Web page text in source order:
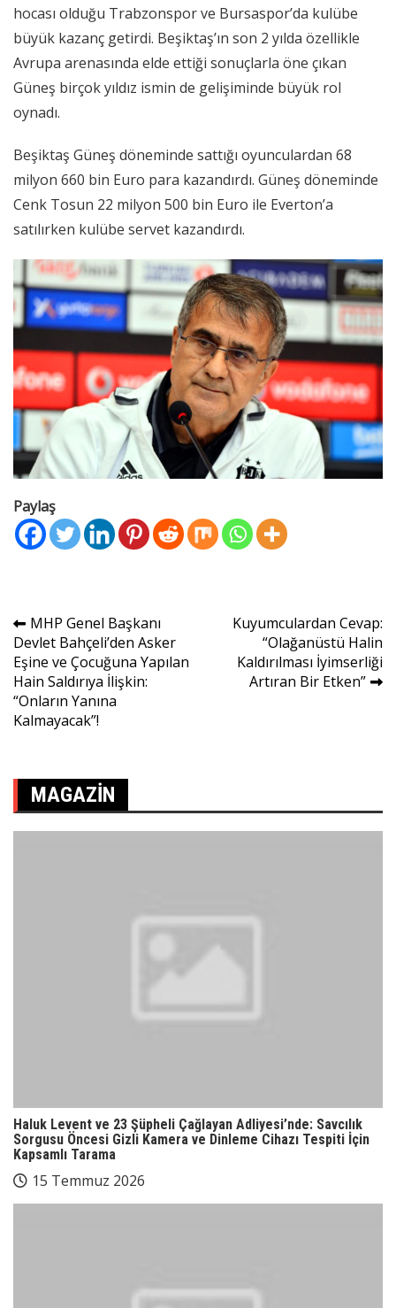
hocası olduğu Trabzonspor ve Bursaspor’da kulübe
büyük kazanç getirdi. Beşiktaş’ın son 2 yılda özellikle
Avrupa arenasında elde ettiği sonuçlarla öne çıkan
Güneş birçok yıldız ismin de gelişiminde büyük rol
oynadı.
Beşiktaş Güneş döneminde sattığı oyunculardan 68
milyon 660 bin Euro para kazandırdı. Güneş döneminde
Cenk Tosun 22 milyon 500 bin Euro ile Everton’a
satılırken kulübe servet kazandırdı.
Paylaş
Yazı
gezinmesi
MHP Genel Başkanı
Devlet Bahçeli’den Asker
Eşine ve Çocuğuna Yapılan
Hain Saldırıya İlişkin:
“Onların Yanına
Kalmayacak”!
Kuyumculardan Cevap:
“Olağanüstü Halin
Kaldırılması İyimserliği
Artıran Bir Etken”
MAGAZIN
Haluk Levent ve 23 Şüpheli Çağlayan Adliyesi’nde: Savcılık
Sorgusu Öncesi Gizli Kamera ve Dinleme Cihazı Tespiti İçin
Kapsamlı Tarama
15 Temmuz 2026